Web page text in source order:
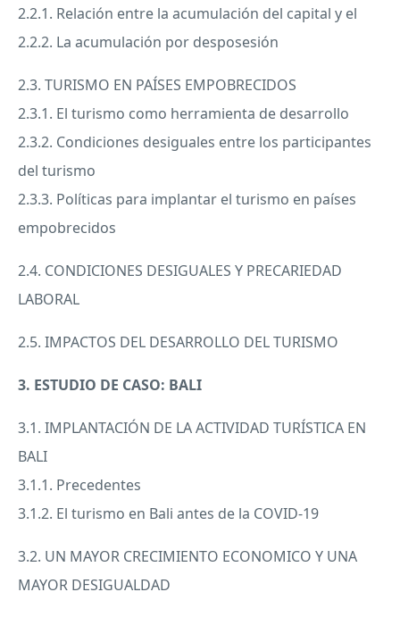
2.2.1. Relación entre la acumulación del capital y el
2.2.2. La acumulación por desposesión
2.3. TURISMO EN PAÍSES EMPOBRECIDOS
2.3.1. El turismo como herramienta de desarrollo
2.3.2. Condiciones desiguales entre los participantes
del turismo
2.3.3. Políticas para implantar el turismo en países
empobrecidos
2.4. CONDICIONES DESIGUALES Y PRECARIEDAD
LABORAL
2.5. IMPACTOS DEL DESARROLLO DELTURISMO
3. ESTUDIO DE CASO: BALI
3.1. IMPLANTACIÓN DE LAACTIVIDAD TURÍSTICA EN
BALI
3.1.1. Precedentes
3.1.2. El turismo en Bali antes de la COVID-19
3.2. UN MAYOR CRECIMIENTO ECONOMICO Y UNA
MAYOR DESIGUALDAD